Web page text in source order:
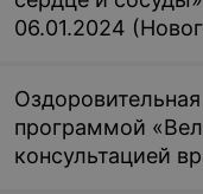
06.01.2024
программой
консультацией